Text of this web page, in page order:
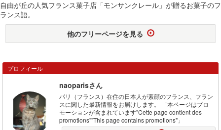
自由が丘の人気フランス菓子店「モンサンクレール」が贈るお菓子のフ
ランス語。
他のフリーページを見る
プロフィール
naoparisさん
パリ（フランス）在住の日本人が素顔のフランス、フラン
スに関した最新情報をお届けします。 「本ページはプロ
モーションが含まれています"Cette page contient des
promotions""This page contains promotions"」